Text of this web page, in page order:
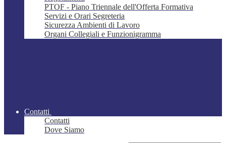
PTOF - Piano Triennale dell'Offerta Formativa
Servizi e Orari Segreteria
Sicurezza Ambienti di Lavoro
Organi Collegiali e Funzionigramma
Contatti
Contatti
Dove Siamo